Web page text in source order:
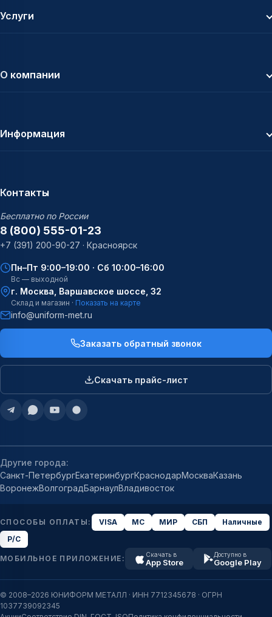
Услуги
О компании
Информация
Контакты
Бесплатно по России
8 (800) 555-01-23
+7 (391) 200-90-27 · Красноярск
Пн–Пт 9:00–19:00 · Сб 10:00–16:00
Вс — выходной
г. Москва, Варшавское шоссе, 32
Склад и магазин · Показать на карте
info@uniform-met.ru
Заказать обратный звонок
Скачать прайс-лист
Другие города:
Санкт-ПетербургЕкатеринбургКраснодарМоскваКазань
ВоронежВолгоградБарнаулВладивосток
СПОСОБЫ ОПЛАТЫ: VISA MC МИР СБП
Наличные
Р/С
МОБИЛЬНОЕ ПРИЛОЖЕНИЕ: Скачать в
App Store
Доступно в
Google Play
© 2008–2026 ЮНИФОРМ МЕТАЛЛ · ИНН 7712345678 · ОГРН
1037739092345